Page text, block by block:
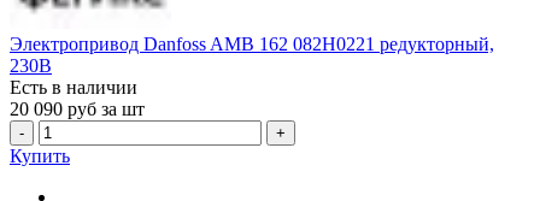
Электропривод Danfoss AMB 162 082H0221 редукторный,
230В
Есть в наличии
20 090 руб за шт
- +
Купить